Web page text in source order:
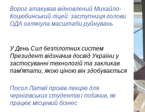
Ворог атакував відновлений Михайло-
Коцюбинський ліцей: заступниця голови
ОДА оглянула масштаби руйнувань
У День Сил безпілотних систем
Президент відзначив досвід України у
застосуванні технологій та закликав
пам'ятати, якою ціною він здобувається
Посол Латвії провів лекцію для
чернігівських студентів і побачив, як
працює місцевий бізнес